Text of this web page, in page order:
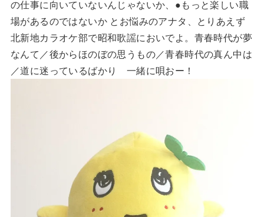
の仕事に向いていないんじゃないか、●もっと楽しい職
場があるのではないか とお悩みのアナタ、とりあえず
北新地カラオケ部で昭和歌謡においでよ。青春時代が夢
なんて／後からほのぼの思うもの／青春時代の真ん中は
／道に迷っているばかり 一緒に唄おー！